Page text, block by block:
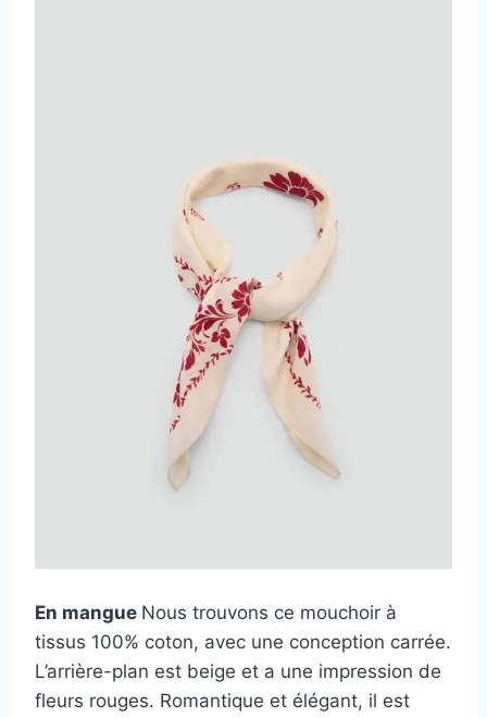
En mangue Nous trouvons ce mouchoir à
tissus 100% coton, avec une conception carrée.
L’arrière-plan est beige et a une impression de
fleurs rouges. Romantique et élégant, il est